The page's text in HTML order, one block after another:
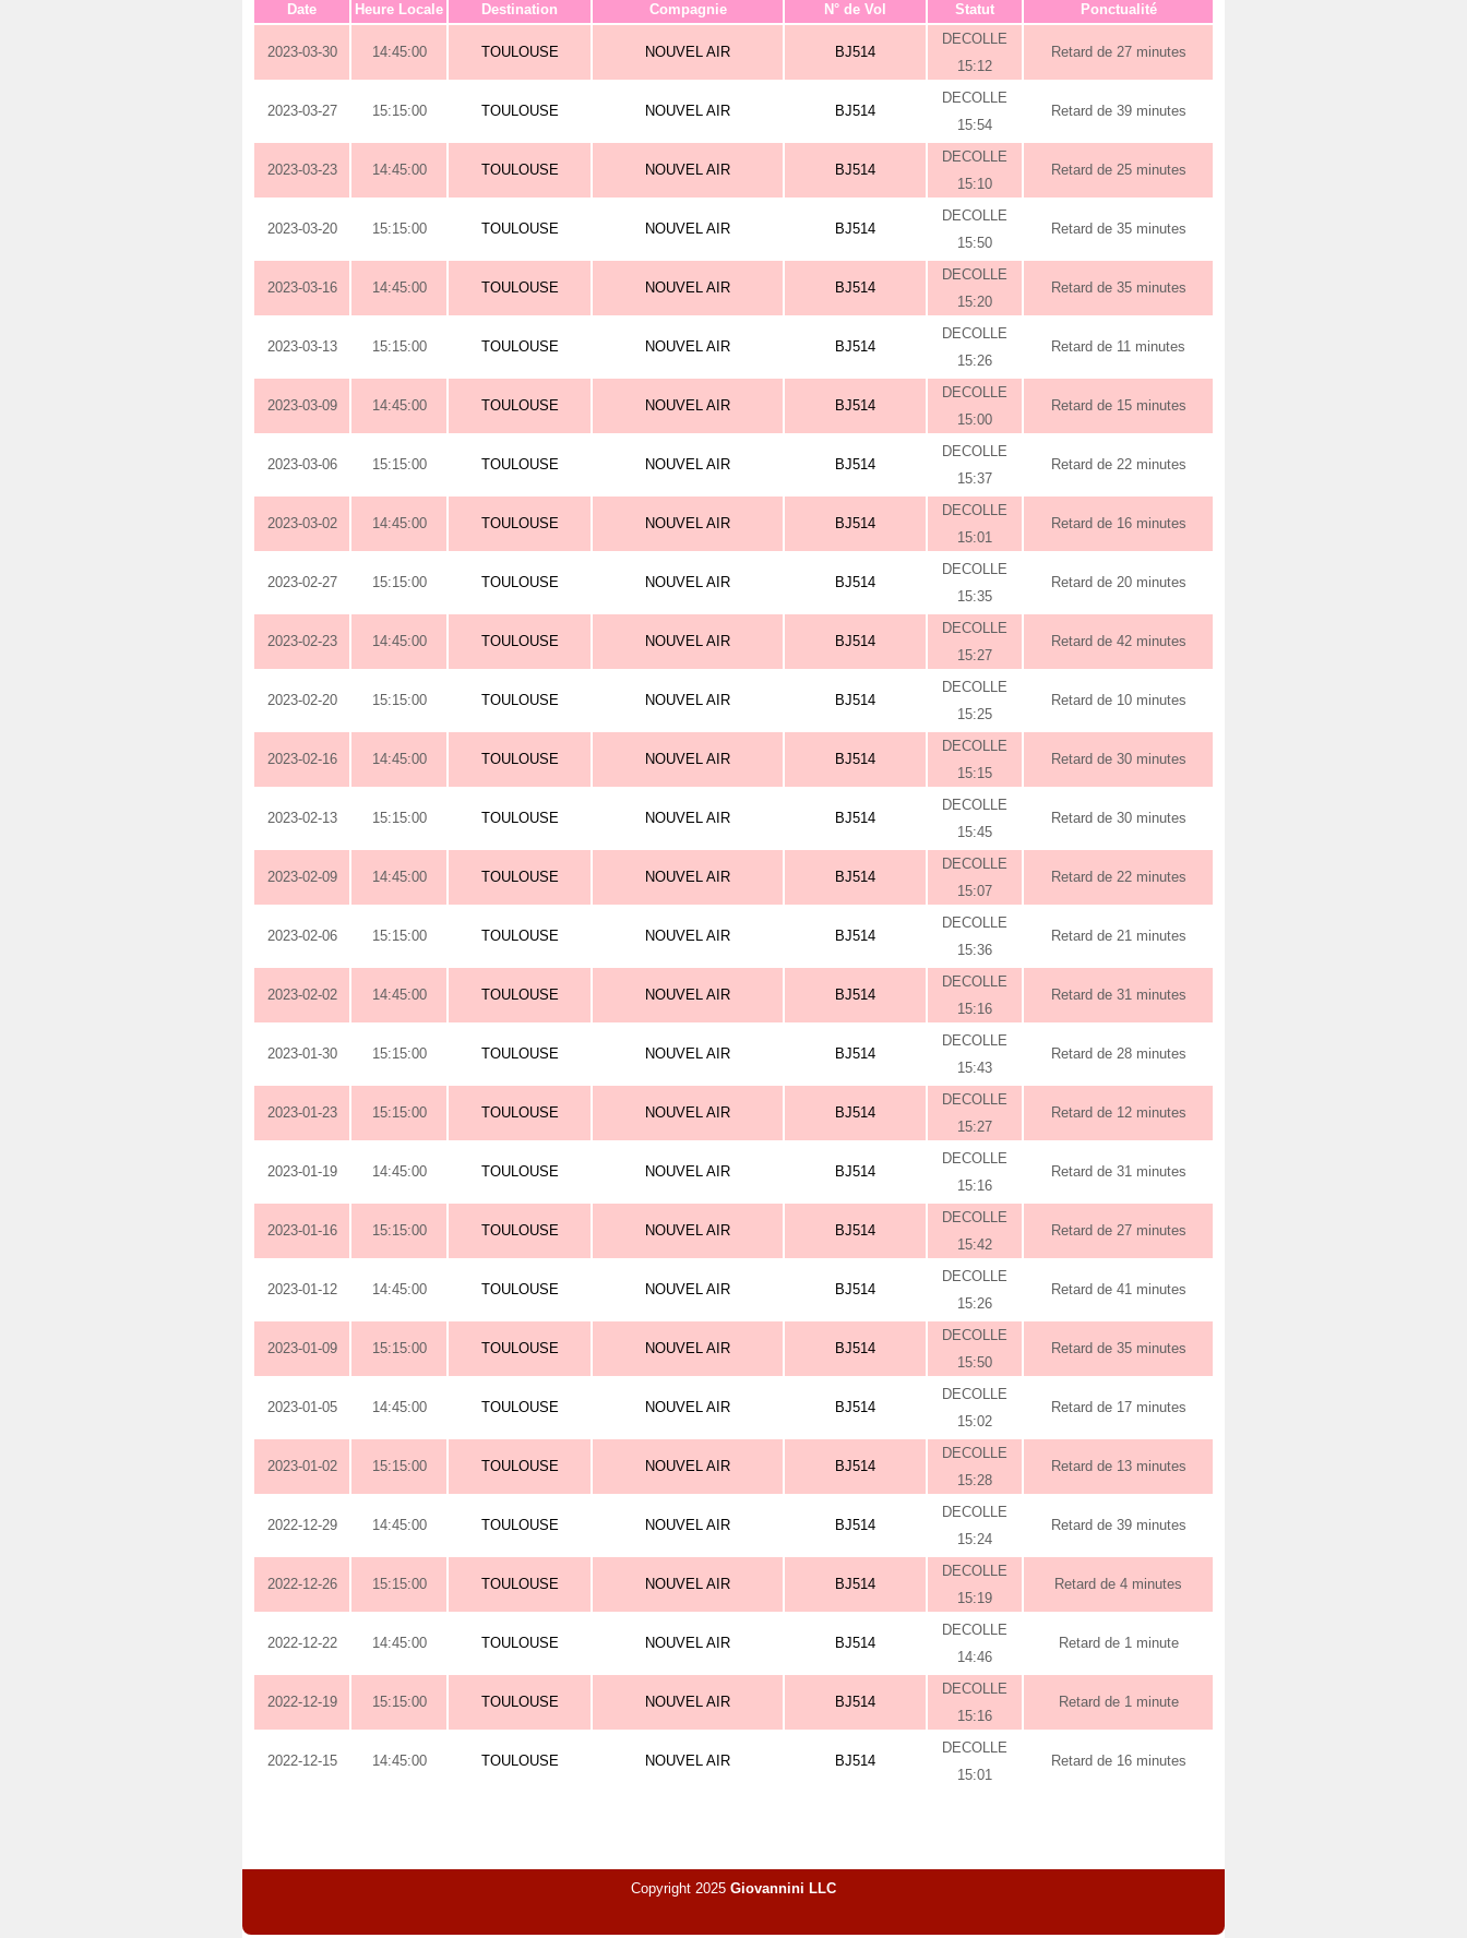
Date Heure Locale Destination Compagnie N° de Vol Statut Ponctualité
2023-03-30 14:45:00 TOULOUSE NOUVEL AIR BJ514
DECOLLE
15:12
Retard de 27 minutes
2023-03-27 15:15:00 TOULOUSE NOUVEL AIR BJ514
DECOLLE
15:54
Retard de 39 minutes
2023-03-23 14:45:00 TOULOUSE NOUVEL AIR BJ514
DECOLLE
15:10
Retard de 25 minutes
2023-03-20 15:15:00 TOULOUSE NOUVEL AIR BJ514
DECOLLE
15:50
Retard de 35 minutes
2023-03-16 14:45:00 TOULOUSE NOUVEL AIR BJ514
DECOLLE
15:20
Retard de 35 minutes
2023-03-13 15:15:00 TOULOUSE NOUVEL AIR BJ514
DECOLLE
15:26
Retard de 11 minutes
2023-03-09 14:45:00 TOULOUSE NOUVEL AIR BJ514
DECOLLE
15:00
Retard de 15 minutes
2023-03-06 15:15:00 TOULOUSE NOUVEL AIR BJ514
DECOLLE
15:37
Retard de 22 minutes
2023-03-02 14:45:00 TOULOUSE NOUVEL AIR BJ514
DECOLLE
15:01
Retard de 16 minutes
2023-02-27 15:15:00 TOULOUSE NOUVEL AIR BJ514
DECOLLE
15:35
Retard de 20 minutes
2023-02-23 14:45:00 TOULOUSE NOUVEL AIR BJ514
DECOLLE
15:27
Retard de 42 minutes
2023-02-20 15:15:00 TOULOUSE NOUVEL AIR BJ514
DECOLLE
15:25
Retard de 10 minutes
2023-02-16 14:45:00 TOULOUSE NOUVEL AIR BJ514
DECOLLE
15:15
Retard de 30 minutes
2023-02-13 15:15:00 TOULOUSE NOUVEL AIR BJ514
DECOLLE
15:45
Retard de 30 minutes
2023-02-09 14:45:00 TOULOUSE NOUVEL AIR BJ514
DECOLLE
15:07
Retard de 22 minutes
2023-02-06 15:15:00 TOULOUSE NOUVEL AIR BJ514
DECOLLE
15:36
Retard de 21 minutes
2023-02-02 14:45:00 TOULOUSE NOUVEL AIR BJ514
DECOLLE
15:16
Retard de 31 minutes
2023-01-30 15:15:00 TOULOUSE NOUVEL AIR BJ514
DECOLLE
15:43
Retard de 28 minutes
2023-01-23 15:15:00 TOULOUSE NOUVEL AIR BJ514
DECOLLE
15:27
Retard de 12 minutes
2023-01-19 14:45:00 TOULOUSE NOUVEL AIR BJ514
DECOLLE
15:16
Retard de 31 minutes
2023-01-16 15:15:00 TOULOUSE NOUVEL AIR BJ514
DECOLLE
15:42
Retard de 27 minutes
2023-01-12 14:45:00 TOULOUSE NOUVEL AIR BJ514
DECOLLE
15:26
Retard de 41 minutes
2023-01-09 15:15:00 TOULOUSE NOUVEL AIR BJ514
DECOLLE
15:50
Retard de 35 minutes
2023-01-05 14:45:00 TOULOUSE NOUVEL AIR BJ514
DECOLLE
15:02
Retard de 17 minutes
2023-01-02 15:15:00 TOULOUSE NOUVEL AIR BJ514
DECOLLE
15:28
Retard de 13 minutes
2022-12-29 14:45:00 TOULOUSE NOUVEL AIR BJ514
DECOLLE
15:24
Retard de 39 minutes
2022-12-26 15:15:00 TOULOUSE NOUVEL AIR BJ514
DECOLLE
15:19
Retard de 4 minutes
2022-12-22 14:45:00 TOULOUSE NOUVEL AIR BJ514
DECOLLE
14:46
Retard de 1 minute
2022-12-19 15:15:00 TOULOUSE NOUVEL AIR BJ514
DECOLLE
15:16
Retard de 1 minute
2022-12-15 14:45:00 TOULOUSE NOUVEL AIR BJ514
DECOLLE
15:01
Retard de 16 minutes
Copyright 2025 Giovannini LLC